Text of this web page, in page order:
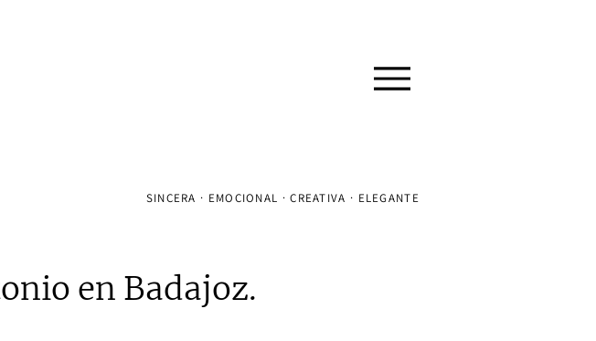
SINCERA · EMOCIONAL · CREATIVA · ELEGANTE
en Badajoz.